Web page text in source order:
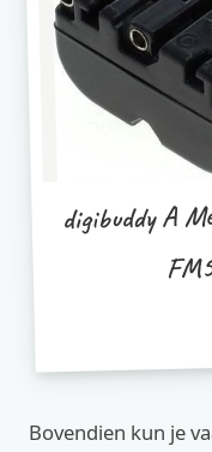
digibuddy A
Bovendien kun je